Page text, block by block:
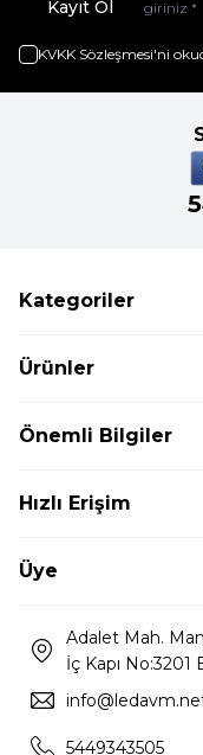
Kayıt Ol
KVKK Sözleşmesi'ni
Kategoriler
Ürünler
Önemli Bilgiler
Hızlı Erişim
Üye
Adalet Mah.
İç Kapı No:3201
5449343505